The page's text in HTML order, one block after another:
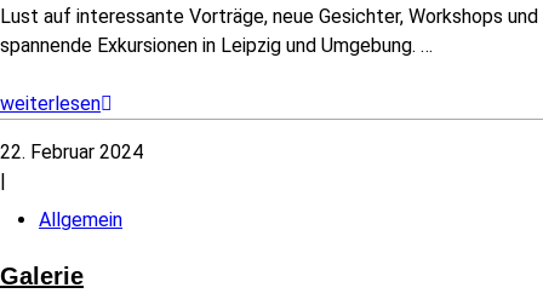
Lust auf interessante Vorträge, neue Gesichter, Workshops und
spannende Exkursionen in Leipzig und Umgebung. …
weiterlesen
22. Februar 2024
|
Allgemein
Galerie